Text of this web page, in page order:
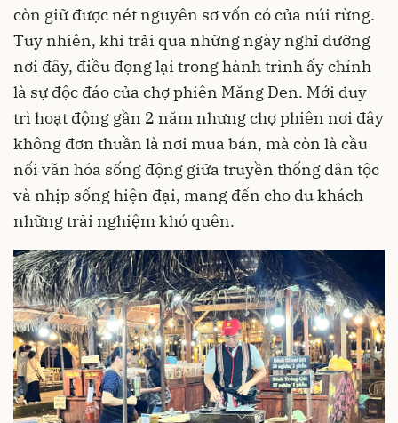
còn giữ được nét nguyên sơ vốn có của núi rừng.
Tuy nhiên, khi trải qua những ngày nghỉ dưỡng
nơi đây, điều đọng lại trong hành trình ấy chính
là sự độc đáo của chợ phiên Măng Đen. Mới duy
trì hoạt động gần 2 năm nhưng chợ phiên nơi đây
không đơn thuần là nơi mua bán, mà còn là cầu
nối văn hóa sống động giữa truyền thống dân tộc
và nhịp sống hiện đại, mang đến cho du khách
những trải nghiệm khó quên.